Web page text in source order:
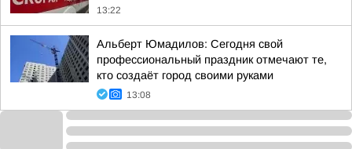
13:22
Альберт Юмадилов: Сегодня свой
профессиональный праздник отмечают те,
кто создаёт город своими руками
13:08